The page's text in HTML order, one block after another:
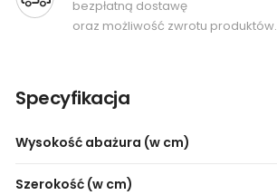
bezpłatną dostawę
oraz możliwość zwrotu produktów.
Specyfikacja
Wysokość abażura (w cm)
Szerokość (w cm)